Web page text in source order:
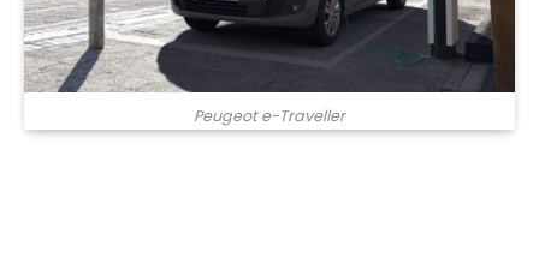
Peugeot e-Traveller